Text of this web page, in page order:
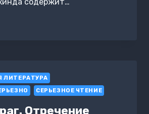
ЛИТЕРАТУРА
СЕРЬЕЗНОЕ ЧТЕНИЕ
Отречение